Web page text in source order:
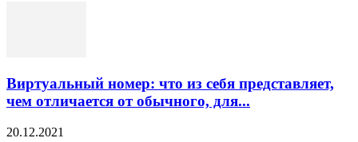
Виртуальный номер: что из себя представляет,
чем отличается от обычного, для...
20.12.2021